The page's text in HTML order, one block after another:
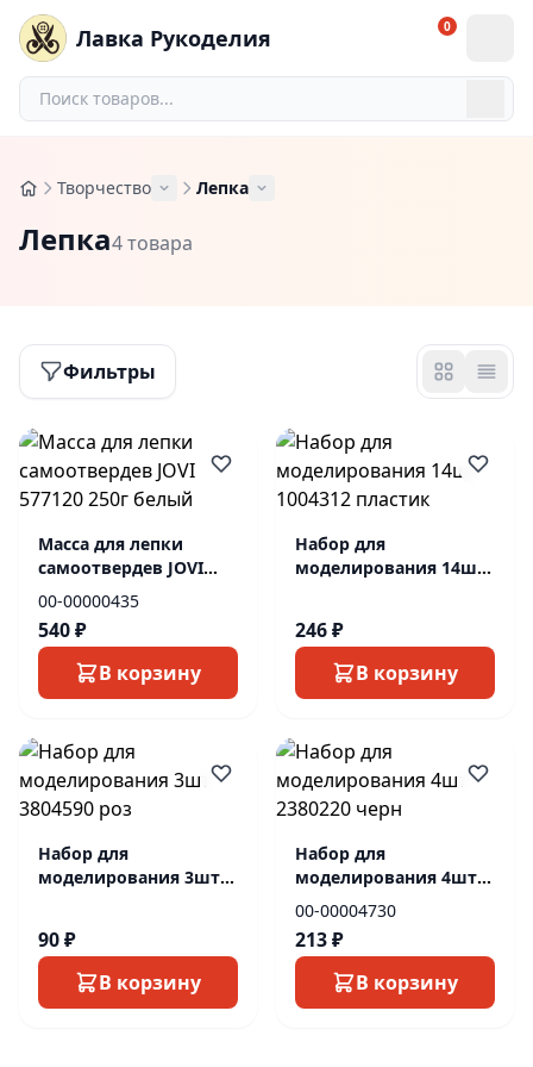
Лавка Рукоделия 0
Творчество Лепка
Лепка4 товара
Фильтры
Масса для лепки
самоотвердев JOVI
577120 250г белый
00-00000435
540 ₽
В корзину
Набор для
моделирования 14шт
246 ₽
В корзину
Набор для
моделирования 3шт
90 ₽
В корзину
Набор для
моделирования 4шт
2380220 черн
00-00004730
213 ₽
В корзину